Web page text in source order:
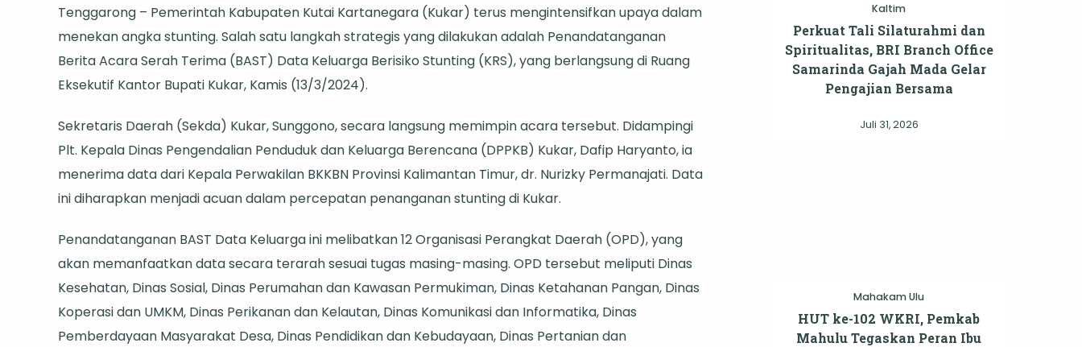
Kukar
Perkuat
Penanganan
Stunting,
Sunggono:
Data
Harus
Jadi
Tenggarong – Pemerintah Kabupaten Kutai Kartanegara (Kukar) terus mengintensifkan upaya dalam
menekan angka stunting. Salah satu langkah strategis yang dilakukan adalah Penandatanganan
Berita Acara Serah Terima (BAST) Data Keluarga Berisiko Stunting (KRS), yang berlangsung di Ruang
Eksekutif Kantor Bupati Kukar, Kamis (13/3/2024).
Sekretaris Daerah (Sekda) Kukar, Sunggono, secara langsung memimpin acara tersebut. Didampingi
Plt. Kepala Dinas Pengendalian Penduduk dan Keluarga Berencana (DPPKB) Kukar, Dafip Haryanto, ia
menerima data dari Kepala Perwakilan BKKBN Provinsi Kalimantan Timur, dr. Nurizky Permanajati. Data
ini diharapkan menjadi acuan dalam percepatan penanganan stunting di Kukar.
Penandatanganan BAST Data Keluarga ini melibatkan 12 Organisasi Perangkat Daerah (OPD), yang
akan memanfaatkan data secara terarah sesuai tugas masing-masing. OPD tersebut meliputi Dinas
Kesehatan, Dinas Sosial, Dinas Perumahan dan Kawasan Permukiman, Dinas Ketahanan Pangan, Dinas
Koperasi dan UMKM, Dinas Perikanan dan Kelautan, Dinas Komunikasi dan Informatika, Dinas
Pemberdayaan Masyarakat Desa, Dinas Pendidikan dan Kebudayaan, Dinas Pertanian dan
Kaltim
Perkuat Tali Silaturahmi dan
Spiritualitas, BRI Branch Office
Samarinda Gajah Mada Gelar
Pengajian Bersama
Juli 31, 2026
Mahakam Ulu
HUT ke-102 WKRI, Pemkab
Mahulu Tegaskan Peran Ibu